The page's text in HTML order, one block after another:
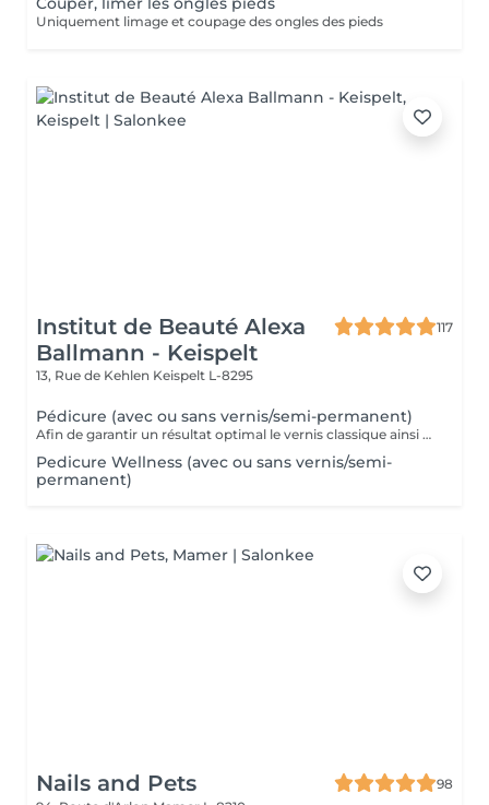
Uniquement limage et coupage des ongles des pieds
Institut de Beauté Alexa
Ballmann - Keispelt
117
13, Rue de Kehlen Keispelt L-8295
Pédicure (avec ou sans vernis/semi-permanent)
Afin de garantir un résultat optimal le vernis classique ainsi que le vernis semi-permanent sont proposés exclusivement en complément d'une pédicure et ne peuvent pas être réservés seuls.
Pedicure Wellness (avec ou sans vernis/semi-
permanent)
Nails and Pets
98